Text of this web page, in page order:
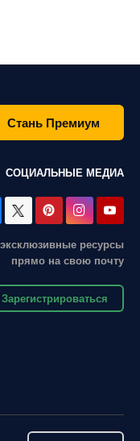
Стань Премиум
СОЦИАЛЬНЫЕ МЕДИА
ресурсы
прямо на свою почту
Зарегистрироваться